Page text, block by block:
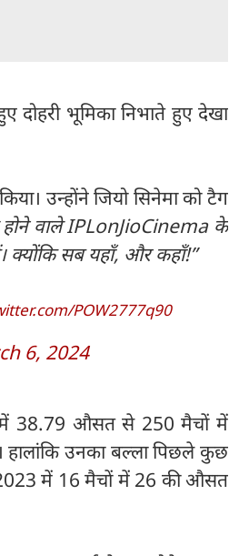
दोहरी भूमिका निभाते हुए देखा
उन्होंने जियो सिनेमा को टैग
वाले IPLonJioCinema के
क्योंकि सब यहाँ, और कहाँ!”
POW2777q90
6, 2024
में 38.79 औसत से 250 मैचों में
उनका बल्ला पिछले कुछ
2023 में 16 मैचों में 26 की औसत